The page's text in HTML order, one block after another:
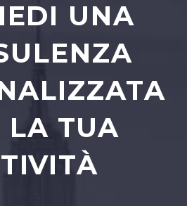
UNA
LA TUA